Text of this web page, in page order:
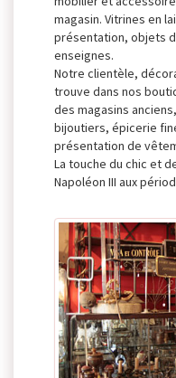
magasin. Vitrines en
présentation, objets
enseignes.
Notre clientèle,
trouve dans nos
des magasins
bijoutiers, épicerie
présentation de
La touche du chic et
Napoléon III aux